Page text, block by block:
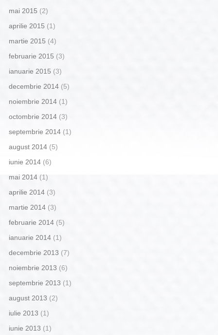
mai 2015 (2)
aprilie 2015 (1)
martie 2015 (4)
februarie 2015 (3)
ianuarie 2015 (3)
decembrie 2014(5)
noiembrie 2014(1)
octombrie 2014(3)
septembrie 2014(1)
august 2014(5)
iunie 2014(6)
mai 2014(1)
aprilie 2014(3)
martie 2014(3)
februarie 2014(5)
ianuarie 2014(1)
decembrie 2013 (7)
noiembrie 2013 (6)
septembrie 2013 (1)
august 2013 (2)
iulie 2013 (1)
iunie 2013 (1)